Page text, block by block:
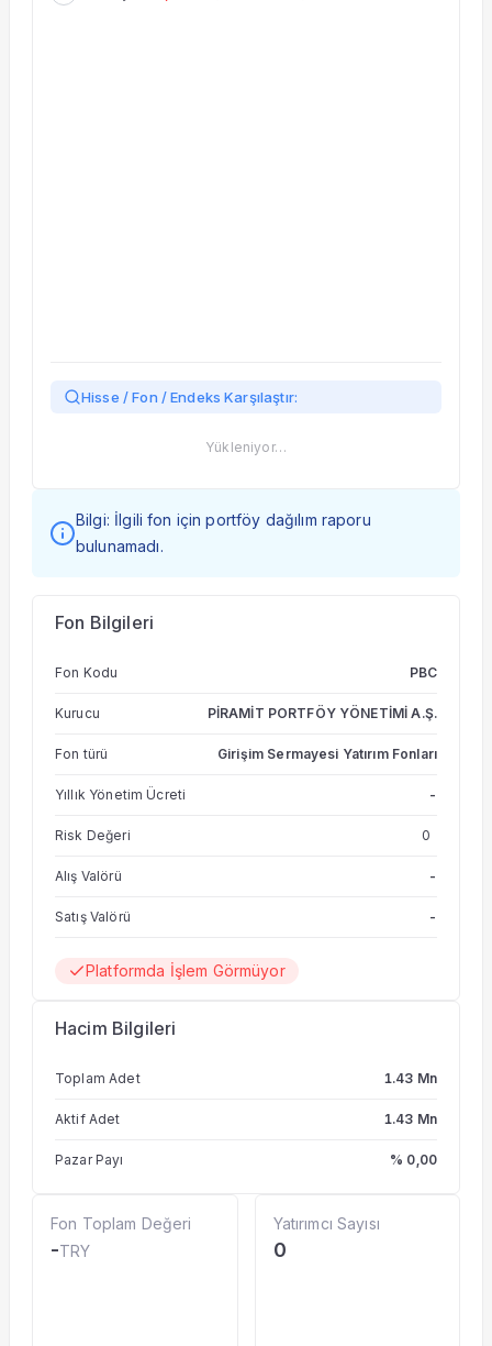
Hisse / Fon / Endeks Karşılaştır:
Yükleniyor…
Bilgi: İlgili fon için portföy dağılım raporu
bulunamadı.
Fon Bilgileri
Fon Kodu PBC
Kurucu PİRAMİT PORTFÖY YÖNETİMİ A.Ş.
Fon türü Girişim Sermayesi Yatırım Fonları
Yıllık Yönetim Ücreti -
Risk Değeri 0
Alış Valörü -
Satış Valörü -
Platformda İşlem Görmüyor
Hacim Bilgileri
Toplam Adet 1.43 Mn
Aktif Adet 1.43 Mn
Pazar Payı % 0,00
Fon Toplam Değeri
-TRY
Yatırımcı Sayısı
0